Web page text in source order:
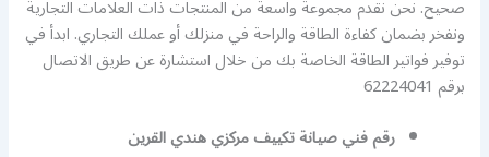
صحيح. نحن نقدم مجموعة واسعة من المنتجات ذات العلامات التجارية
ونفخر بضمان كفاءة الطاقة والراحة في منزلك أو عملك التجاري. ابدأ في
توفير فواتير الطاقة الخاصة بك من خلال استشارة عن طريق الاتصال
برقم 62224041
رقم فني صيانة تكييف مركزي هندي القرين